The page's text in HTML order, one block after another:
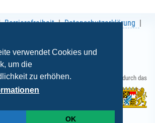
verwendet Cookies und
um die
zu erhöhen.
OK
Barrierefreiheit
Datenschutzerklärung
Gefördert durch das